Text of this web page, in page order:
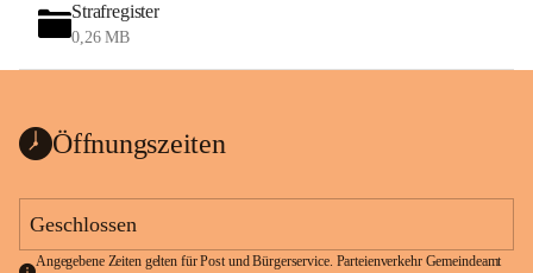
Strafregister
0,26 MB
Öffnungszeiten
Geschlossen
Angegebene Zeiten gelten für Post und Bürgerservice. Parteienverkehr Gemeindeamt